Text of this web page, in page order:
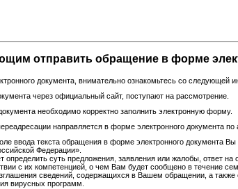
отправить обращение в форме
документа, внимательно ознакомьтесь со следующей
через официальный сайт, поступают на рассмотрение.
необходимо корректно заполнить электронную форму.
направляется в форме электронного документа
ввода текста обращения в форме электронного документа
Федерации».
определить суть предложения, заявления или жалобы, ответ
с их компетенцией, о чем Вам будет сообщено в течение
сведений, содержащихся в Вашем обращении, а
вирусных программ.